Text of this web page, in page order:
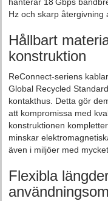
Hz och skarp återgivning
Hållbart
konstruktion
ReConnect‑seriens
Global Recycled
kontakthus. Detta gör
att kompromissa med
konstruktionen
minskar
även i miljöer med
Flexibla